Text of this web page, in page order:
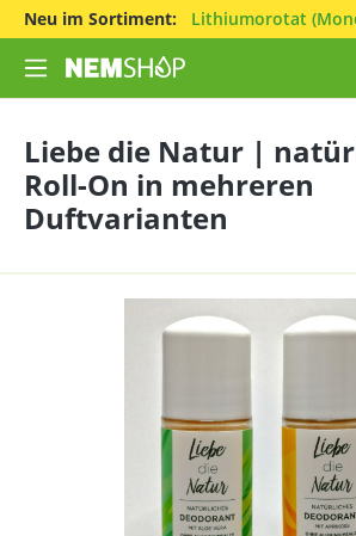
Neu im Sortiment: Lithiumorotat
Liebe die Natur |
Roll-On in mehreren
Duftvarianten